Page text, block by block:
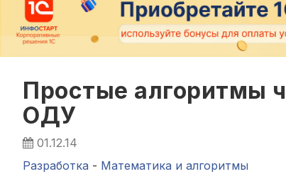
Простые алгоритмы
ОДУ
01.12.14
Разработка - Математика и алгоритмы